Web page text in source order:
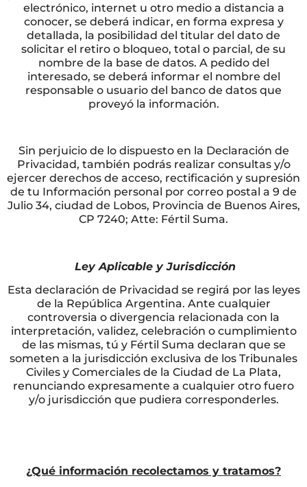
electrónico, internet u otro medio a distancia a
conocer, se deberá indicar, en forma expresa y
detallada, la posibilidad del titular del dato de
solicitar el retiro o bloqueo, total o parcial, de su
nombre de la base de datos. A pedido del
interesado, se deberá informar el nombre del
responsable o usuario del banco de datos que
proveyó la información.
Sin perjuicio de lo dispuesto en la Declaración de
Privacidad, también podrás realizar consultas y/o
ejercer derechos de acceso, rectificación y supresión
de tu Información personal por correo postal a 9 de
Julio 34, ciudad de Lobos, Provincia de Buenos Aires,
CP 7240; Atte: Fértil Suma.
Ley Aplicable y Jurisdicción
Esta declaración de Privacidad se regirá por las leyes
de la República Argentina. Ante cualquier
controversia o divergencia relacionada con la
interpretación, validez, celebración o cumplimiento
de las mismas, tú y Fértil Suma declaran que se
someten a la jurisdicción exclusiva de los Tribunales
Civiles y Comerciales de la Ciudad de La Plata,
renunciando expresamente a cualquier otro fuero
y/o jurisdicción que pudiera corresponderles.
¿Qué información recolectamos y tratamos?